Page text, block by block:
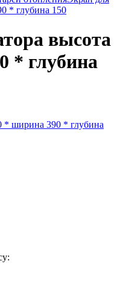
* глубина 150
высота
* глубина